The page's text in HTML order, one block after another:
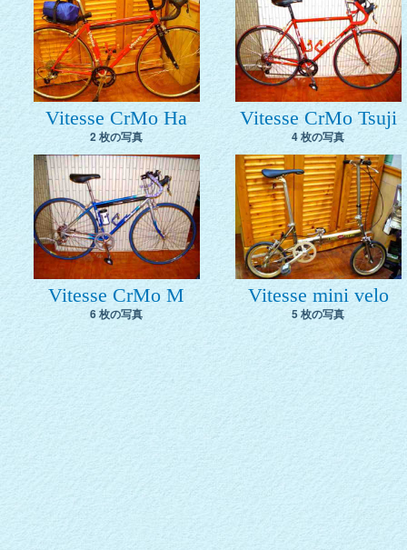
Vitesse CrMo Ha
2 枚の写真
Vitesse CrMo Tsuji
4 枚の写真
Vitesse CrMo M
6 枚の写真
Vitesse mini velo
5 枚の写真